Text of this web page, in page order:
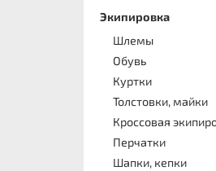
Экипировка
Шлемы
Обувь
Куртки
Толстовки, майки
Кроссовая
Перчатки
Шапки, кепки